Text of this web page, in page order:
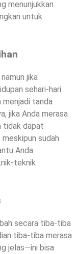
menunjukkan
untuk
jika
sehari-hari
tanda
jika Anda merasa
tidak dapat
sudah
Anda
teknik
secara tiba-tiba
tiba-tiba merasa
jelas—ini bisa